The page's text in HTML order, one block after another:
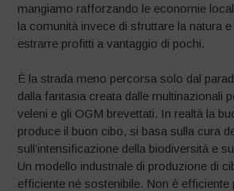
mangiamo rafforzando le economie
la comunità invece di sfruttare la natura
estrarre profitti a vantaggio di pochi.
È la strada meno percorsa solo dal
dalla fantasia creata dalle multinazionali
veleni e gli OGM brevettati. In realtà la
produce il buon cibo, si basa sulla cura
sull’intensificazione della biodiversità e
Un modello industriale di produzione di
efficiente né sostenibile. Non è efficiente